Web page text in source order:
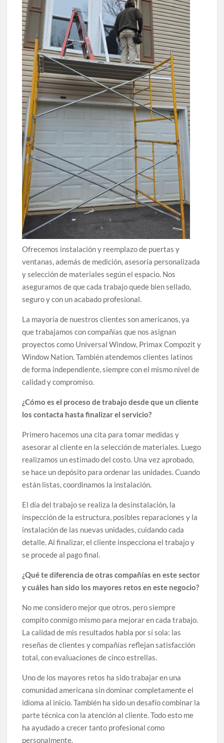
Ofrecemos instalación y reemplazo de puertas y
ventanas, además de medición, asesoría personalizada
y selección de materiales según el espacio. Nos
aseguramos de que cada trabajo quede bien sellado,
seguro y con un acabado profesional.
La mayoría de nuestros clientes son americanos, ya
que trabajamos con compañías que nos asignan
proyectos como Universal Window, Primax Compozit y
Window Nation. También atendemos clientes latinos
de forma independiente, siempre con el mismo nivel de
calidad y compromiso.
¿Cómo es el proceso de trabajo desde que un cliente
los contacta hasta finalizar el servicio?
Primero hacemos una cita para tomar medidas y
asesorar al cliente en la selección de materiales. Luego
realizamos un estimado del costo. Una vez aprobado,
se hace un depósito para ordenar las unidades. Cuando
están listas, coordinamos la instalación.
El día del trabajo se realiza la desinstalación, la
inspección de la estructura, posibles reparaciones y la
instalación de las nuevas unidades, cuidando cada
detalle. Al finalizar, el cliente inspecciona el trabajo y
se procede al pago final.
¿Qué te diferencia de otras compañías en este sector
y cuáles han sido los mayores retos en este negocio?
No me considero mejor que otros, pero siempre
compito conmigo mismo para mejorar en cada trabajo.
La calidad de mis resultados habla por sí sola: las
reseñas de clientes y compañías reflejan satisfacción
total, con evaluaciones de cinco estrellas.
Uno de los mayores retos ha sido trabajar en una
comunidad americana sin dominar completamente el
idioma al inicio. También ha sido un desafío combinar la
parte técnica con la atención al cliente. Todo esto me
ha ayudado a crecer tanto profesional como
personalmente.